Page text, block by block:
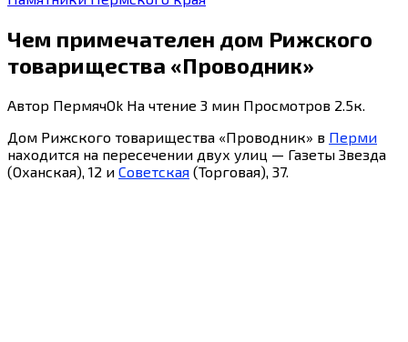
Чем примечателен дом Рижского
товарищества «Проводник»
Автор ПермячOk На чтение 3 мин Просмотров 2.5к.
Дом Рижского товарищества «Проводник» в Перми
находится на пересечении двух улиц — Газеты Звезда
(Оханская), 12 и Советская (Торговая), 37.